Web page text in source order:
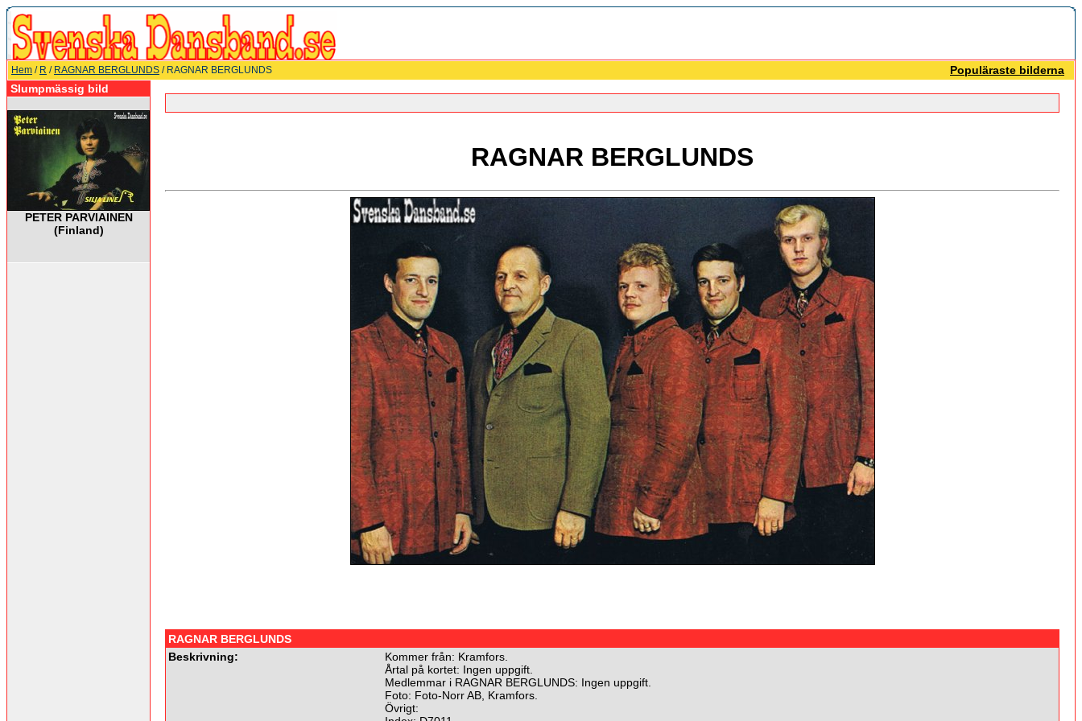
Hem / R / RAGNAR BERGLUNDS / RAGNAR BERGLUNDS
Populäraste bilderna
Slumpmässig bild
PETER PARVIAINEN
(Finland)
RAGNAR BERGLUNDS
RAGNAR BERGLUNDS
Beskrivning:
Kommer från: Kramfors.
Årtal på kortet: Ingen uppgift.
Medlemmar i RAGNAR BERGLUNDS: Ingen uppgift.
Foto: Foto-Norr AB, Kramfors.
Övrigt: